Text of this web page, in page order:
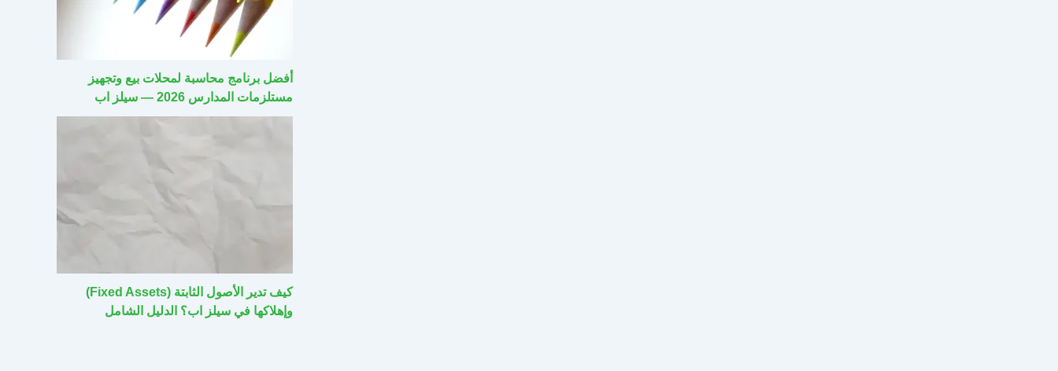
أفضل برنامج محاسبة لمحلات بيع وتجهيز
مستلزمات المدارس 2026 — سيلز اب
كيف تدير الأصول الثابتة (Fixed Assets)
وإهلاكها في سيلز اب؟ الدليل الشامل